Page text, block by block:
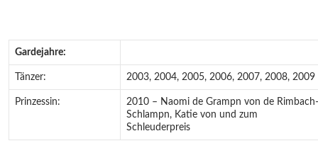
Gardejahre:
Tänzer: 2003, 2004, 2005, 2006, 2007, 2008, 2009
Prinzessin:
2010 – Naomi de Grampn von de Rimbach-
Schlampn, Katie von und zum
Schleuderpreis